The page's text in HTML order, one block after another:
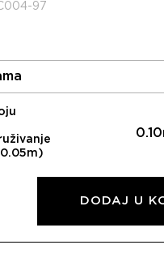
97
0.05m)
0.10
DODAJ U